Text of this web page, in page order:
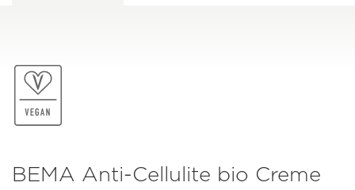
BEMA Anti-Cellulite bio Creme